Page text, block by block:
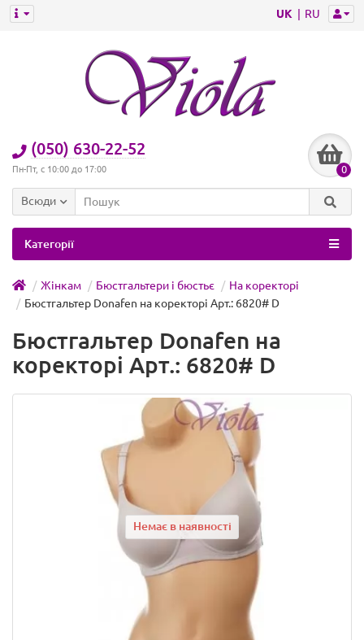
UK RU
(050) 630-22-52
Пн-Пт, с 10:00 до 17:00 0
Всюди
Категорії
Жінкам Бюстгальтери і бюстьє
На коректорі
Бюстгальтер Donafen на коректорі Арт.: 6820# D
Бюстгальтер Donafen на
коректорі Арт.: 6820# D
Немає в наявності